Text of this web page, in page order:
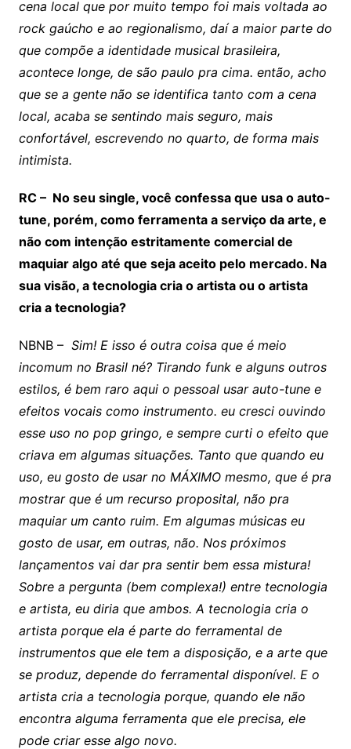
cena local que por muito tempo foi mais voltada ao
rock gaúcho e ao regionalismo, daí a maior parte do
que compõe a identidade musical brasileira,
acontece longe, de são paulo pra cima. então, acho
que se a gente não se identifica tanto com a cena
local, acaba se sentindo mais seguro, mais
confortável, escrevendo no quarto, de forma mais
intimista.
RC – No seu single, você confessa que usa o auto-
tune, porém, como ferramenta a serviço da arte, e
não com intenção estritamente comercial de
maquiar algo até que seja aceito pelo mercado. Na
sua visão, a tecnologia cria o artista ou o artista
cria a tecnologia?
NBNB – Sim! E isso é outra coisa que é meio
incomum no Brasil né? Tirando funk e alguns outros
estilos, é bem raro aqui o pessoal usar auto-tune e
efeitos vocais como instrumento. eu cresci ouvindo
esse uso no pop gringo, e sempre curti o efeito que
criava em algumas situações. Tanto que quando eu
uso, eu gosto de usar no MÁXIMO mesmo, que é pra
mostrar que é um recurso proposital, não pra
maquiar um canto ruim. Em algumas músicas eu
gosto de usar, em outras, não. Nos próximos
lançamentos vai dar pra sentir bem essa mistura!
Sobre a pergunta (bem complexa!) entre tecnologia
e artista, eu diria que ambos. A tecnologia cria o
artista porque ela é parte do ferramental de
instrumentos que ele tem a disposição, e a arte que
se produz, depende do ferramental disponível. E o
artista cria a tecnologia porque, quando ele não
encontra alguma ferramenta que ele precisa, ele
pode criar esse algo novo.